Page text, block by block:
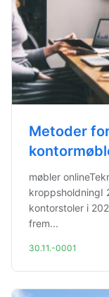
Metoder
møbler
kroppsholdningI
kontorstoler i
frem...
30.11.-0001